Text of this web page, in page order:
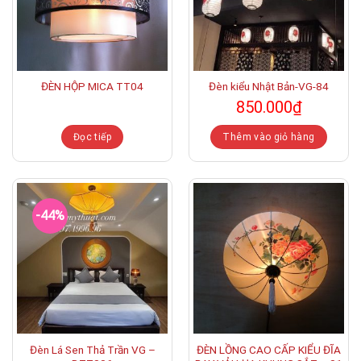
ĐÈN HỘP MICA TT04
Đọc tiếp
Đèn kiểu Nhật Bản-VG-84
850.000₫
Thêm vào giỏ hàng
-44%
Đèn Lá Sen Thả Trần VG –
ĐÈN LỒNG CAO CẤP KIỂU ĐĨA